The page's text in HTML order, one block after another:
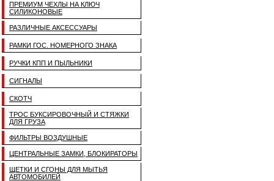
ПРЕМИУМ ЧЕХЛЫ НА КЛЮЧ
СИЛИКОНОВЫЕ
РАЗЛИЧНЫЕ АКСЕССУАРЫ
РАМКИ ГОС. НОМЕРНОГО ЗНАКА
РУЧКИ КПП И ПЫЛЬНИКИ
СИГНАЛЫ
СКОТЧ
ТРОС БУКСИРОВОЧНЫЙ И СТЯЖКИ
ДЛЯ ГРУЗА
ФИЛЬТРЫ ВОЗДУШНЫЕ
ЦЕНТРАЛЬНЫЕ ЗАМКИ, БЛОКИРАТОРЫ
ЩЕТКИ И СГОНЫ ДЛЯ МЫТЬЯ
АВТОМОБИЛЕЙ